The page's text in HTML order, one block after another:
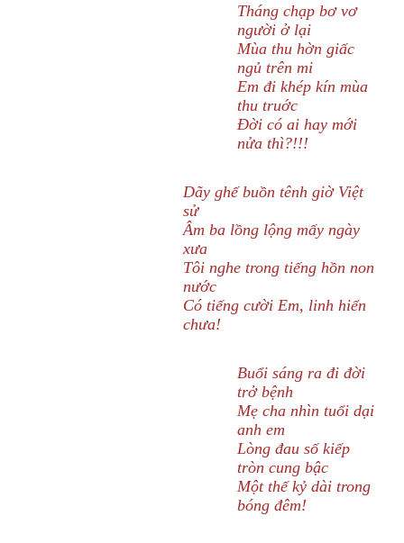
Tháng chạp bơ vơ
người ở lại
Mùa thu hờn giấc
ngủ trên mi
Em đi khép kín mùa
thu truớc
Đời có ai hay mới
nửa thì?!!!
Dãy ghế buồn tênh giờ Việt
sử
Âm ba lồng lộng mấy ngày
xưa
Tôi nghe trong tiếng hồn non
nước
Có tiếng cười Em, linh hiển
chưa!
Buổi sáng ra đi đời
trở bệnh
Mẹ cha nhìn tuổi dại
anh em
Lòng đau số kiếp
tròn cung bậc
Một thế kỷ dài trong
bóng đêm!